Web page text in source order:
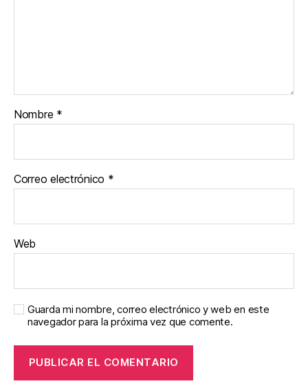
Nombre *
Correo electrónico *
Web
Guarda mi nombre, correo electrónico y web en este
navegador para la próxima vez que comente.